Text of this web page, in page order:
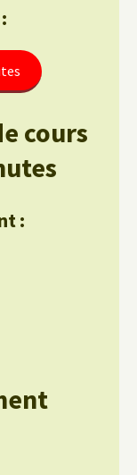
cours
: